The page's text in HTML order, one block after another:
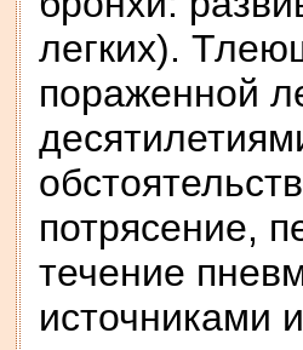
легких).
пораженной
потрясение,
течение
источниками